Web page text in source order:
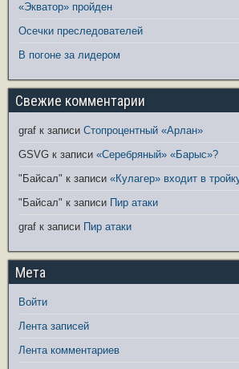
«Экватор» пройден
Осечки преследователей
В погоне за лидером
Свежие комментарии
graf к записи Стопроцентный «Арлан»
GSVG к записи «Серебряный» «Барыс»?
"Байсал" к записи «Кулагер» входит в
"Байсал" к записи Пир атаки
graf к записи Пир атаки
Мета
Войти
Лента записей
Лента комментариев